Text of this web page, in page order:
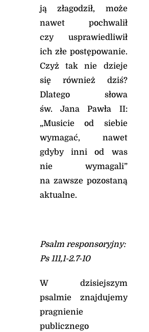
ją złagodził, może
nawet pochwalił
czy usprawiedliwił
ich złe postępowanie.
Czyż tak nie dzieje
się również dziś?
Dlatego słowa
św. Jana Pawła II:
„Musicie od siebie
wymagać, nawet
gdyby inni od was
nie wymagali”
na zawsze pozostaną
aktualne.
Psalm responsoryjny:
Ps 111,1-2.7-10
W dzisiejszym
psalmie znajdujemy
pragnienie
publicznego